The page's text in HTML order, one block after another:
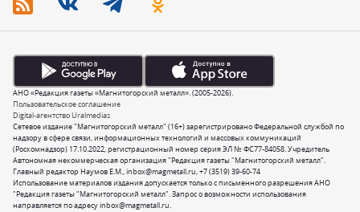
Сетевое издание "Магнитогорский металл" (16+) зарегистрировано Федеральной службой по
надзору в сфере связи, информационных технологий и массовых коммуникаций
(Роскомнадзор) 17.10.2022, регистрационный номер серия ЭЛ № ФС77-84058. Учредитель
Автономная некоммерческая организация "Редакция газеты "Магнитогорский металл".
Главный редактор Наумов Е.М.,inbox@magmetall.ru,+7 (3519) 39-60-74
Использование материалов издания допускается только с письменного разрешения АНО
"Редакция газеты "Магнитогорский металл". Запрос о возможности использования
направляется по адресуinbox@magmetall.ru.
Пользовательское соглашение
Digital-агентство Uralmedias
АНО «Редакция газеты «Магнитогорский металл». (2005-2026).